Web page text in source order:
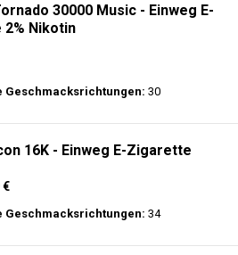
30000 Music - Einweg E-
Nikotin
Geschmacksrichtungen: 30
16K - Einweg E-Zigarette
€
Geschmacksrichtungen: 34